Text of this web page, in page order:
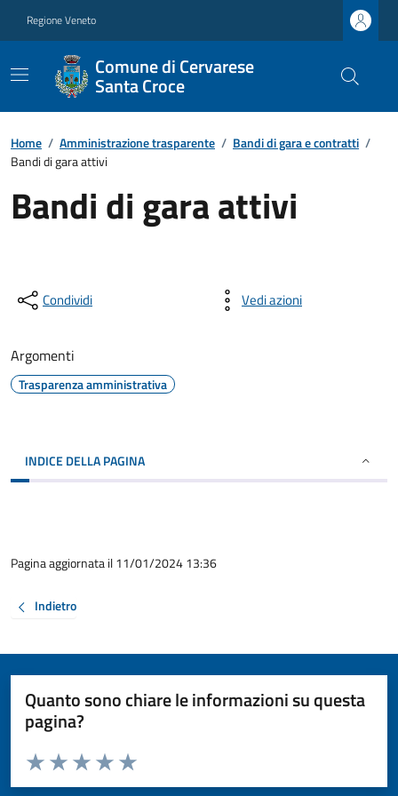
Regione Veneto
Comune di Cervarese
Santa Croce
Home / Amministrazione trasparente / Bandi di gara e contratti /
Bandi di gara attivi
Bandi di gara attivi
Condividi Vedi azioni
Argomenti
Trasparenza amministrativa
INDICE DELLA PAGINA
Pagina aggiornata il 11/01/2024 13:36
Indietro
Quanto sono chiare le informazioni su questa
pagina?
Valuta da 1 a 5 stelle la pagina
Valuta 5 stelle su 5
Valuta 4 stelle su 5
Valuta 3 stelle su 5
Valuta 2 stelle su 5
Valuta 1 stelle su 5